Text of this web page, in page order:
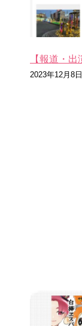
【報道・
2023年12月8日